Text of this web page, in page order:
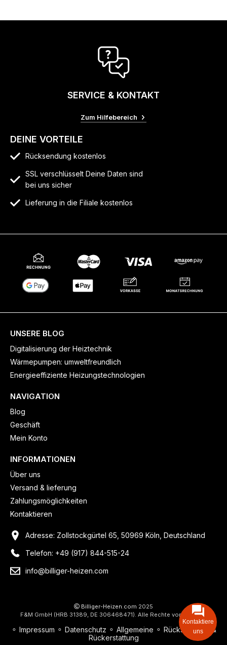
SERVICE & KONTAKT
Zum Hilfebereich
DEINE VORTEILE
Rücksendung kostenlos
SSL verschlüsselt Deine Daten sind
bei uns sicher
Lieferung in die Filiale kostenlos
UNSERE BLOG
Digitalisierung der Heiztechnik
Wärmepumpen: umweltfreundlich
Energieeffiziente Heizungstechnologien
NAVIGATION
Blog
Geschäft
Mein Konto
INFORMATIONEN
Über uns
Versand & lieferung
Zahlungsmöglichkeiten
Kontaktieren
Adresse: Zollstockgürtel 65, 50969 Köln, Deutschland
Telefon: +49 (917) 844-515-24
info@billiger-heizen.com
Billiger-Heizen.com 2025
F&M GmbH (HRB 31389, DE 306468471). Alle Rechte vorbehalten.
⚬ Impressum ⚬ Datenschutz ⚬ Allgemeine ⚬ Rücksendung &
Rückerstattung
Kontaktiere
uns